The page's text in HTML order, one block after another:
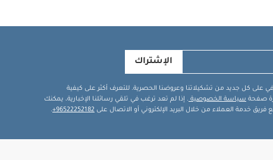
الإشتراك
على كل جديد من تشكيلاتنا وعروضنا الحصرية. للتعرف أكثر على كيفية
صفحة سياسة الخصوصية . إذا لم تعد ترغب في تلقي رسائلنا الإخبارية، يمكنك
خدمة العملاء من خلال البريد الإلكتروني أو الاتصال على 96522252182+
.